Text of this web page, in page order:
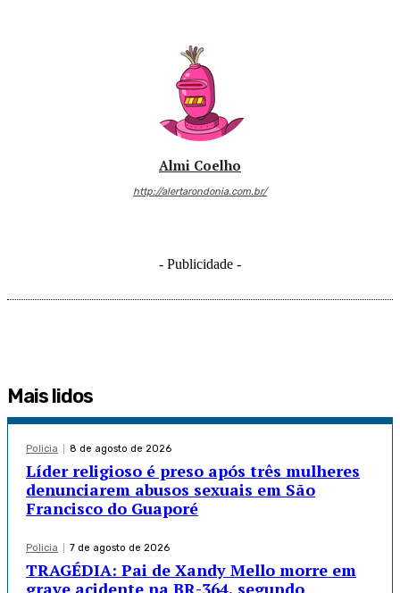
Almi Coelho
http://alertarondonia.com.br/
- Publicidade -
Mais lidos
Policia 8 de agosto de 2026
Líder religioso é preso após três mulheres
denunciarem abusos sexuais em São
Francisco do Guaporé
Policia 7 de agosto de 2026
TRAGÉDIA: Pai de Xandy Mello morre em
grave acidente na BR-364, segundo